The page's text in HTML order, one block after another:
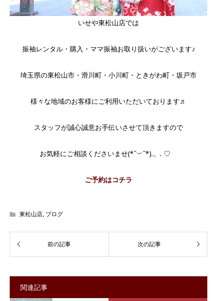
いせや東松山店では
振袖レンタル・購入・ママ振袖お取り扱いがございます♪
埼玉県の東松山市・滑川町・小川町・ときがわ町・坂戸市
様々な地域のお客様にご利用いただいております♬
スタッフが誠心誠意お手伝いさせて頂きますので
お気軽にご相談くださいませ(*˘︶˘*).。. ♡
ご予約はコチラ
東松山店, ブログ
関連記事